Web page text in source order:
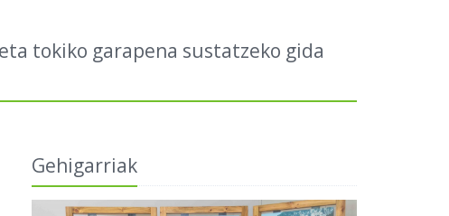
tokiko garapena sustatzeko gida
Gehigarriak